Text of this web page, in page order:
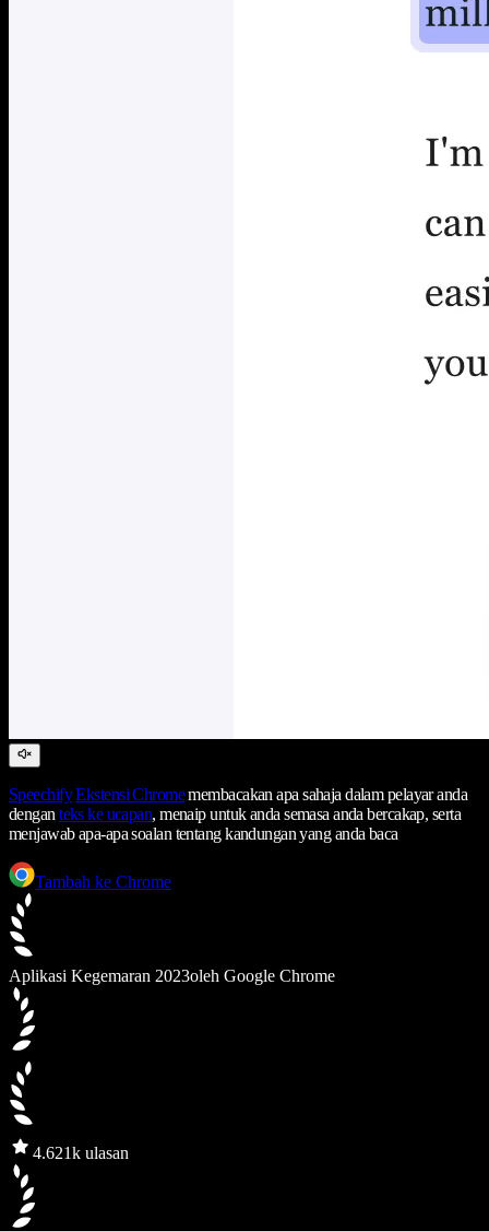
Speechify Ekstensi Chromemembacakan apa sahaja dalam pelayar anda
denganteks ke ucapan, menaip untuk anda semasa anda bercakap, serta
menjawab apa-apa soalan tentang kandungan yang anda baca
Tambah ke Chrome
Aplikasi Kegemaran 2023oleh Google Chrome
4.621k ulasan